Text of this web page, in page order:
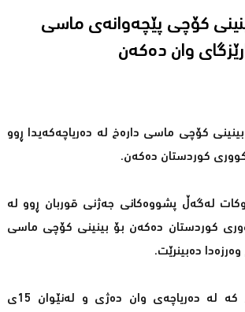
كۆچی پێچەوانەی ماسی
وان دەكەن
كۆچی ماسی دارەخ لە دەریاچەكەیدا ڕوو
كوردستان دەكەن.
لەگەڵ پشووەكانی جەژنی قوربان ڕوو لە
كوردستان دەكەن بۆ بینینی كۆچی ماسی
دەبینرێت.
كۆچی ماسی دارەخ كە لە دەریاچەی وان دەژی و لەنێوان 15ی